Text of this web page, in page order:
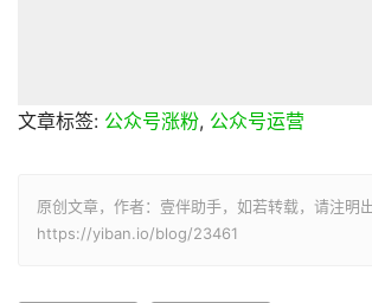
文章标签: 公众号涨粉, 公众号运营
原创文章，作者：壹伴助手，如若转载，请注明出
https://yiban.io/blog/23461